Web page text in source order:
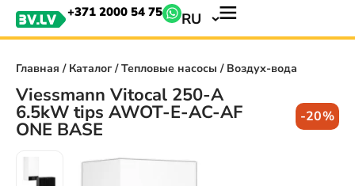
+371 2000 54 75 RU
Главная / Каталог/Тепловые насосы / Воздух-вода
Viessmann Vitocal 250-A
6.5kW tips AWOT-E-AC-AF
ONE BASE
-20%